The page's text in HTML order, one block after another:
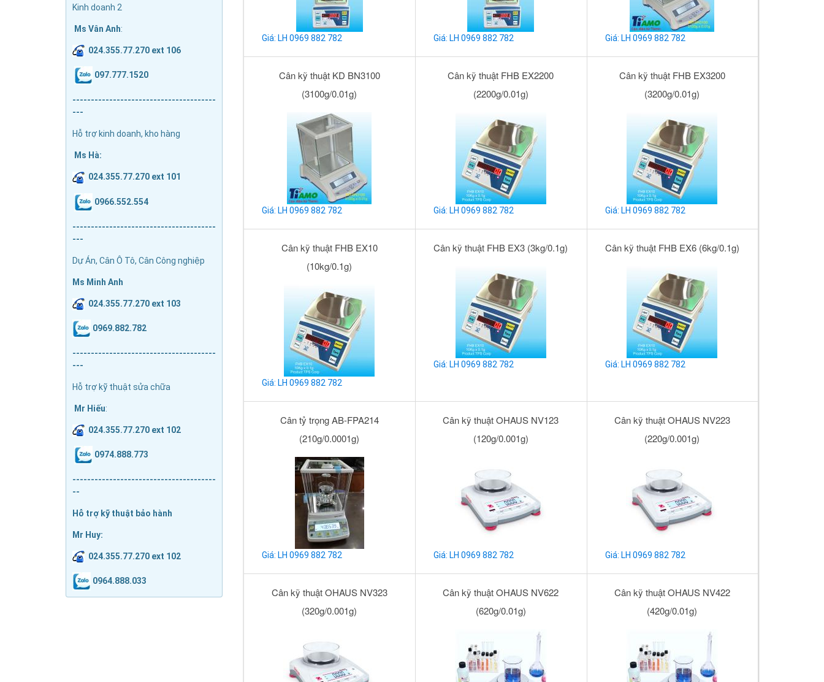
Kinh doanh 2
Ms Vân Anh:
024.355.77.270 ext 106
097.777.1520
---------------------------------------
---
Hỗ trợ kinh doanh, kho hàng
Ms Hà:
024.355.77.270 ext 101
0966.552.554
---------------------------------------
---
Dự Án, Cân Ô Tô, Cân Công nghiệp
Ms Minh Anh
024.355.77.270 ext 103
0969.882.782
---------------------------------------
---
Hỗ trợ kỹ thuật sửa chữa
Mr Hiếu:
024.355.77.270 ext 102
0974.888.773
---------------------------------------
--
Hỗ trợ kỹ thuật bảo hành
Mr Huy:
024.355.77.270 ext 102
0964.888.033
Giá: LH 0969 882 782 Giá: LH 0969 882 782 Giá: LH 0969 882 782
Cân kỹ thuật KD BN3100
(3100g/0.01g)
Giá: LH 0969 882 782
Cân kỹ thuật FHB EX2200
(2200g/0.01g)
Giá: LH 0969 882 782
Cân kỹ thuật FHB EX3200
(3200g/0.01g)
Giá: LH 0969 882 782
Cân kỹ thuật FHB EX10
(10kg/0.1g)
Giá: LH 0969 882 782
Cân kỹ thuật FHB EX3 (3kg/0.1g)
Giá: LH 0969 882 782
Cân kỹ thuật FHB EX6 (6kg/0.1g)
Giá: LH 0969 882 782
Cân tỷ trọng AB-FPA214
(210g/0.0001g)
Giá: LH 0969 882 782
Cân kỹ thuật OHAUS NV123
(120g/0.001g)
Giá: LH 0969 882 782
Cân kỹ thuật OHAUS NV223
(220g/0.001g)
Giá: LH 0969 882 782
Cân kỹ thuật OHAUS NV323
(320g/0.001g)
Cân kỹ thuật OHAUS NV622
(620g/0.01g)
Cân kỹ thuật OHAUS NV422
(420g/0.01g)